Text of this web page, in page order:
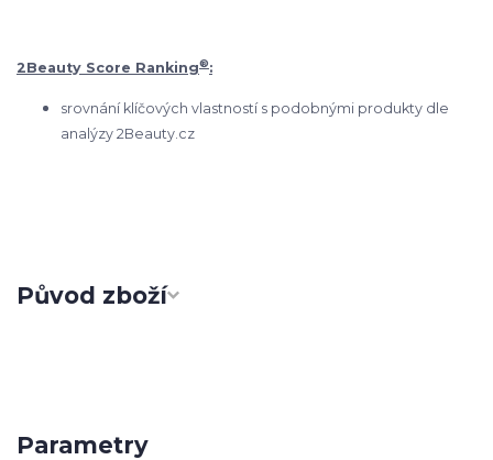
2Beauty Score Ranking®:
srovnání klíčových vlastností s podobnými produkty dle
analýzy 2Beauty.cz
Původ zboží
Parametry